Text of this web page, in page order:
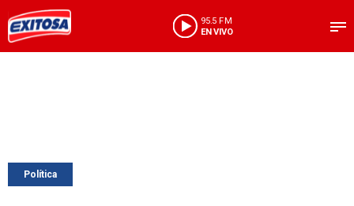
95.5 FM
EN VIVO
Política